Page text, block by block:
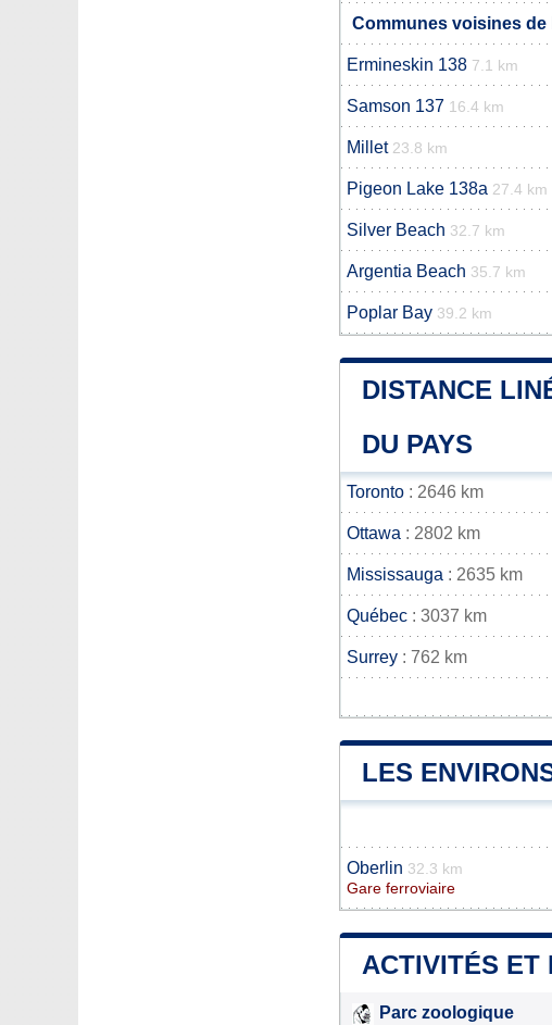
Communes voisines
Ermineskin 138 7.1 km
Samson 137 16.4 km
Millet 23.8 km
Pigeon Lake 138a 27.4 km
Silver Beach 32.7 km
Argentia Beach 35.7 km
Poplar Bay 39.2 km
DISTANCE
DU PAYS
Toronto : 2646 km
Ottawa : 2802 km
Mississauga : 2635 km
Québec : 3037 km
Surrey : 762 km
LES
Oberlin 32.3 km
Gare ferroviaire
ACTIVITÉS ET
Parc zoologique